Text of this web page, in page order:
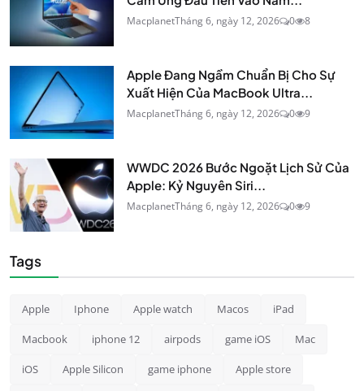
MacplanetTháng 6, ngày 12, 2026 0 8
Apple Đang Ngầm Chuẩn Bị Cho Sự
Xuất Hiện Của MacBook Ultra...
MacplanetTháng 6, ngày 12, 2026 0 9
WWDC 2026 Bước Ngoặt Lịch Sử Của
Apple: Kỷ Nguyên Siri...
MacplanetTháng 6, ngày 12, 2026 0 9
Tags
Apple Iphone Apple watch Macos iPad
Macbook iphone 12 airpods game iOS Mac
iOS Apple Silicon game iphone Apple store